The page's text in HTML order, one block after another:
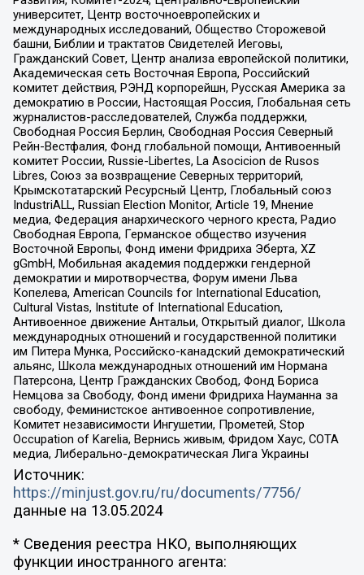
университет, Центр восточноевропейских и
международных исследований, Общество Сторожевой
башни, Библии и трактатов Свидетелей Иеговы,
Гражданский Совет, Центр анализа европейской политики,
Академическая сеть Восточная Европа, Российский
комитет действия, РЭНД корпорейшн, Русская Америка за
демократию в России, Настоящая Россия, Глобальная сеть
журналистов-расследователей, Служба поддержки,
Свободная Россия Берлин, Свободная Россия Северный
Рейн-Вестфалия, Фонд глобальной помощи, Антивоенный
комитет России, Russie-Libertes, La Asocicion de Rusos
Libres, Союз за возвращение Северных территорий,
Крымскотатарский Ресурсный Центр, Глобальный союз
IndustriALL, Russian Election Monitor, Article 19, Мнение
медиа, Федерация анархического черного креста, Радио
Свободная Европа, Германское общество изучения
Восточной Европы, Фонд имени Фридриха Эберта, XZ
gGmbH, Мобильная академия поддержки гендерной
демократии и миротворчества, Форум имени Льва
Копелева, American Councils for International Education,
Cultural Vistas, Institute of International Education,
Антивоенное движение Антальи, Открытый диалог, Школа
международных отношений и государственной политики
им Питера Мунка, Российско-канадский демократический
альянс, Школа международных отношений им Нормана
Патерсона, Центр Гражданских Свобод, Фонд Бориса
Немцова за Свободу, Фонд имени Фридриха Науманна за
свободу, Феминистское антивоенное сопротивление,
Комитет независимости Ингушетии, Прометей, Stop
Occupation of Karelia, Вернись живым, Фридом Хаус, СОТА
медиа, Либерально-демократическая Лига Украины
Источник:
https://minjust.gov.ru/ru/documents/7756/
данные на 13.05.2024
* Сведения реестра НКО, выполняющих
функции иностранного агента: